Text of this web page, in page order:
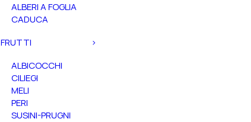
ALBERI A FOGLIA
CADUCA
FRUTTI
ALBICOCCHI
CILIEGI
MELI
PERI
SUSINI-PRUGNI